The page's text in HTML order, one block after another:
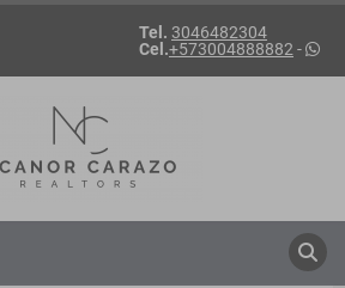
Tel. 3046482304
Cel.+573004888882 -